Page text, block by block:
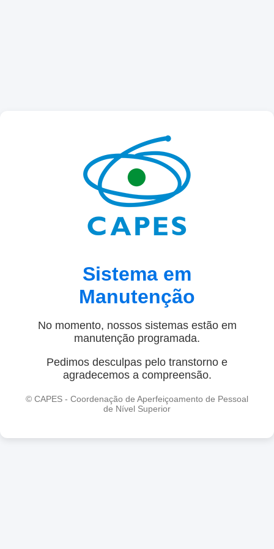
Sistema em
Manutenção
No momento, nossos sistemas estão em
manutenção programada.
Pedimos desculpas pelo transtorno e
agradecemos a compreensão.
© CAPES - Coordenação de Aperfeiçoamento de Pessoal
de Nível Superior